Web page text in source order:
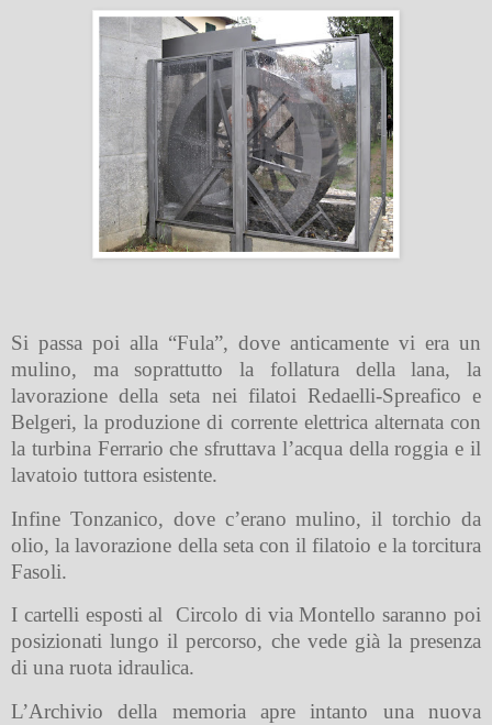
Si passa poi alla “Fula”, dove anticamente vi era un
mulino, ma soprattutto la follatura della lana, la
lavorazione della seta nei filatoi Redaelli-Spreafico e
Belgeri, la produzione di corrente elettrica alternata con
la turbina Ferrario che sfruttava l’acqua della roggia e il
lavatoio tuttora esistente.
Infine Tonzanico, dove c’erano mulino, il torchio da
olio, la lavorazione della seta con il filatoio e la torcitura
Fasoli.
I cartelli esposti al Circolo di via Montello saranno poi
posizionati lungo il percorso, che vede già la presenza
di una ruota idraulica.
L’Archivio della memoria apre intanto una nuova